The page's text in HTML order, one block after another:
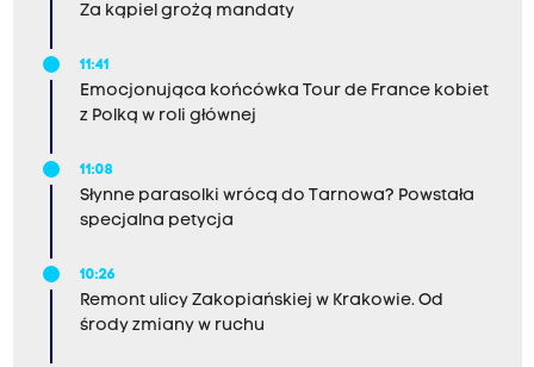
Za kąpiel grożą mandaty
11:41
Emocjonująca końcówka Tour de France kobiet
z Polką w roli głównej
11:08
Słynne parasolki wrócą do Tarnowa? Powstała
specjalna petycja
10:26
Remont ulicy Zakopiańskiej w Krakowie. Od
środy zmiany w ruchu